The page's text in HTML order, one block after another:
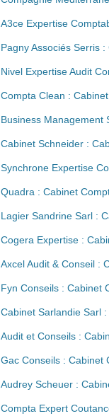
A3ce Expertise
Pagny Associés Serris
Nivel Expertise Audit
Compta Clean :
Business Management
Cabinet Schneider :
Synchrone Expertise
Quadra : Cabinet
Lagier Sandrine Sarl :
Cogera Expertise :
Axcel Audit & Conseil :
Fyn Conseils : Cabinet
Cabinet Sarlandie Sarl
Audit et Conseils :
Gac Conseils : Cabinet
Audrey Scheuer :
Compta Expert